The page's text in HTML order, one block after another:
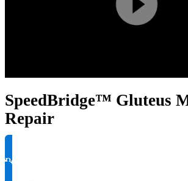
Play
SpeedBridge™ Gluteus
Repair
Produktinformationen anfragen